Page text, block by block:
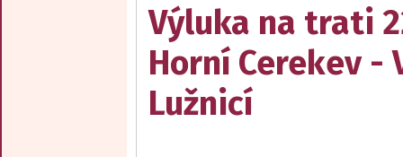
Výluka na trati
Horní Cerekev -
Lužnicí